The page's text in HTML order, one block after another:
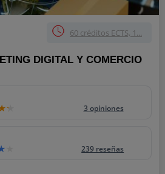
60 créditos ECTS, 1...
DIGITAL Y COMERCIO
3 opiniones
239 reseñas